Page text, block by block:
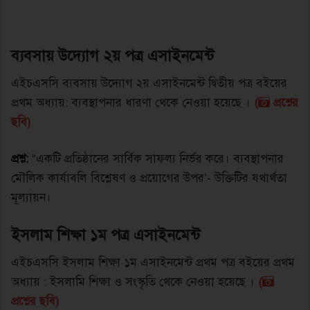
ব্যবসায় উদ্যোগ ২য় পত্র এসাইনমেন্ট
এইচএসসি ব্যবসায় উদ্যোগ ২য় এসাইনমেন্ট দ্বিতীয় পত্র বইয়ের
প্রথম অধ্যায়: ব্যবস্থাপনার ধারণা থেকে নেওয়া হয়েছে । (
প্রশ্নের
ছবি)
প্রশ্ন: “একটি প্রতিষ্ঠানের সার্বিক সাফল্য নির্ভর করে। ব্যবস্থাপনার
মৌলিক কার্যাবলি বিশ্লেষণ ও প্রয়ােগের উপর’- উক্তিটির যথার্থতা
মূল্যায়ন।
ইসলাম শিক্ষা ১ম পত্র এসাইনমেন্ট
এইচএসসি ইসলাম শিক্ষা ১ম এসাইনমেন্ট প্রথম পত্র বইয়ের প্রথম
অধ্যায় : ইসলামি শিক্ষা ও সংস্কৃতি থেকে নেওয়া হয়েছে । (
প্রশ্নের ছবি)